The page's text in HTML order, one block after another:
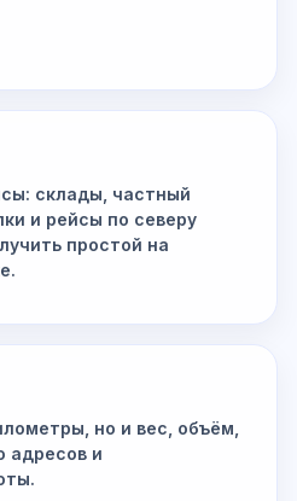
склады, частный
и рейсы по северу
простой на
но и вес, объём,
адресов и